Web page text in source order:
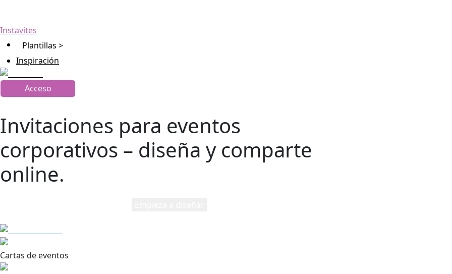
Instavites
Plantillas >
Inspiración
Acceso
Invitaciones para eventos
corporativos – diseña y comparte
online.
Cartas de eventos